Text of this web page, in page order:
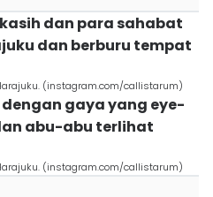
dan para sahabat
dan berburu tempat
(instagram.com/callistarum)
gaya yang eye-
abu-abu terlihat
(instagram.com/callistarum)